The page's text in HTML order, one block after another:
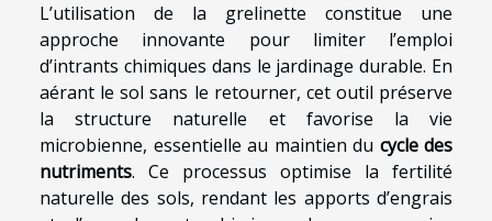
L’utilisation de la grelinette constitue une
approche innovante pour limiter l’emploi
d’intrants chimiques dans le jardinage durable. En
aérant le sol sans le retourner, cet outil préserve
la structure naturelle et favorise la vie
microbienne, essentielle au maintien du cycle des
nutriments. Ce processus optimise la fertilité
naturelle des sols, rendant les apports d’engrais